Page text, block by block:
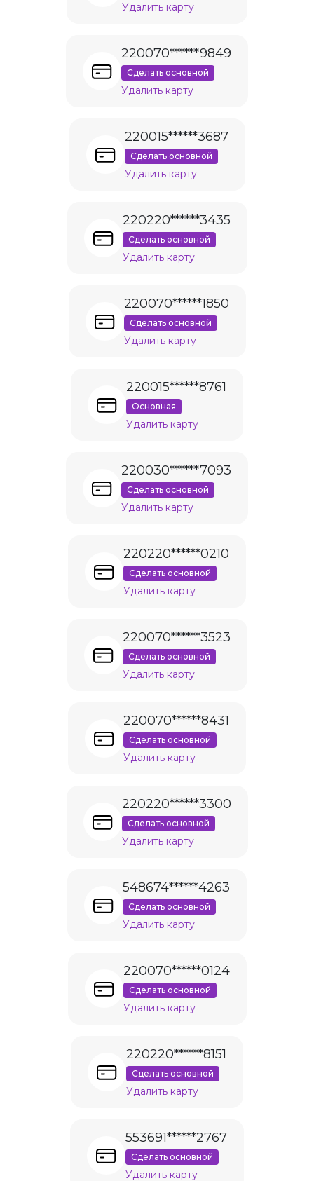
Удалить карту
220070******9849
Сделать основной
Удалить карту
220015******3687
Сделать основной
Удалить карту
220220******3435
Сделать основной
Удалить карту
220070******1850
Сделать основной
Удалить карту
220015******8761
Основная
Удалить карту
220030******7093
Сделать основной
Удалить карту
220220******0210
Сделать основной
Удалить карту
220070******3523
Сделать основной
Удалить карту
220070******8431
Сделать основной
Удалить карту
220220******3300
Сделать основной
Удалить карту
548674******4263
Сделать основной
Удалить карту
220070******0124
Сделать основной
Удалить карту
220220******8151
Сделать основной
Удалить карту
553691******2767
Сделать основной
Удалить карту